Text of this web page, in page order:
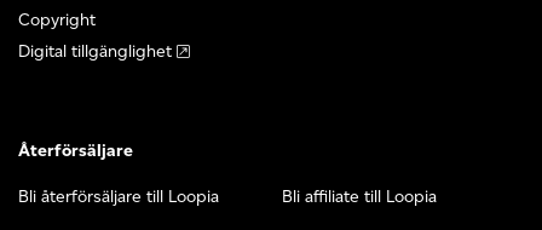
Copyright
Digital tillgänglighet
Återförsäljare
Bli återförsäljare till Loopia Bli affiliate till Loopia